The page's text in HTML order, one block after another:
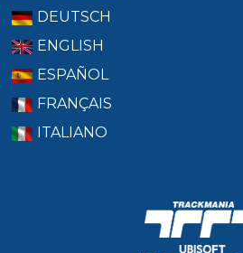
DEUTSCH
ENGLISH
ESPAÑOL
FRANÇAIS
ITALIANO